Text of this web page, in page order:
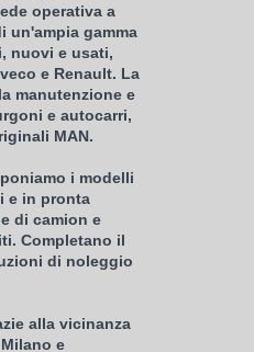
operativa a
un'ampia gamma
nuovi e usati,
e Renault. La
manutenzione e
e autocarri,
MAN.
i modelli
e in pronta
di camion e
Completano il
di noleggio
alla vicinanza
e